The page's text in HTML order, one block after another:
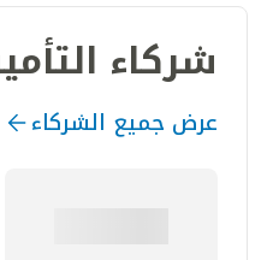
شركاء
عرض جميع الشركاء